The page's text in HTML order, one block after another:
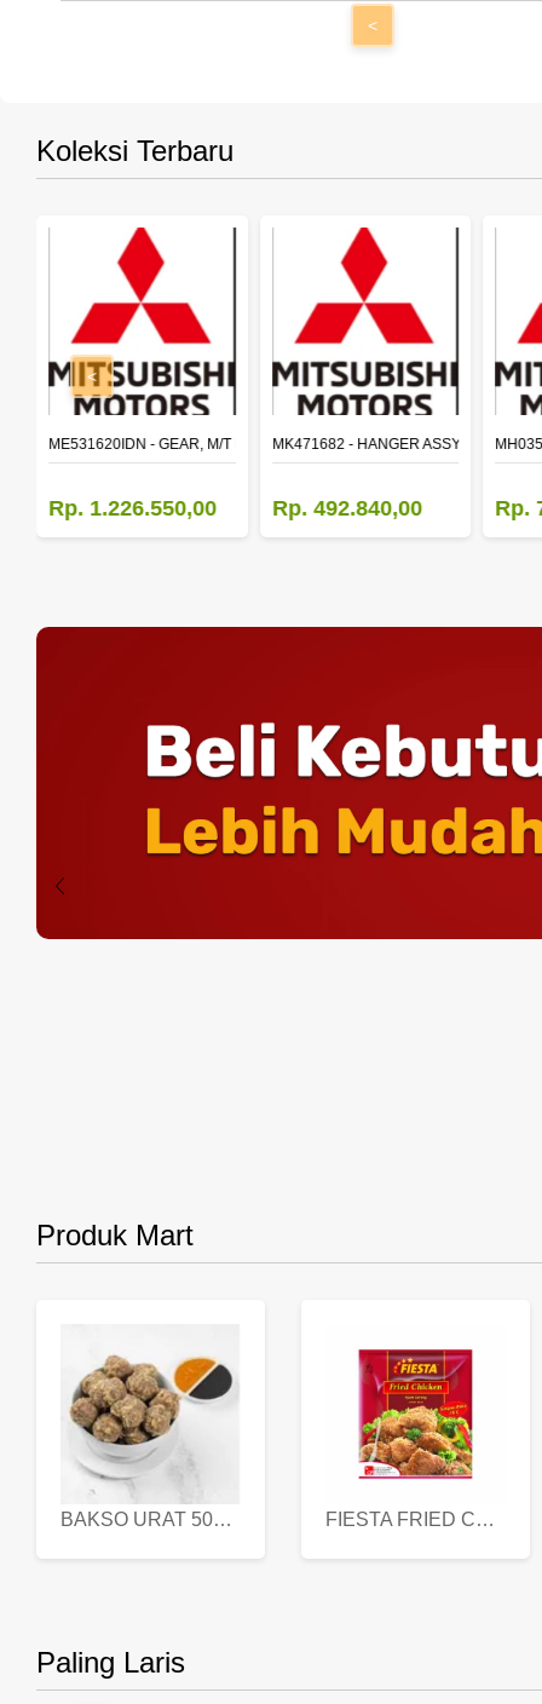
<
Koleksi Terbaru
SHAFT 2ND SPEED (M035S5)
ME531620IDN - GEAR, M/T MAIN SHAFT REVERSE
Rp. 1.226.550,00
MK471682 - HANGER ASSY,FR
Rp. 492.840,00 Rp.
<
Produk Mart
BAKSO URAT 500 GR FIESTA FRIED CHICKEN 500 GR
Paling Laris